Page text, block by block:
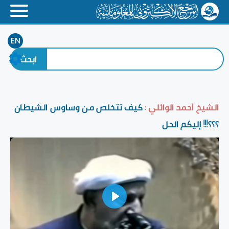
EN
الشيخ أحمد الوائلي :كيف تتخلص من وساوس الشيطان
؟؟؟!!! إليكم الحل
Play